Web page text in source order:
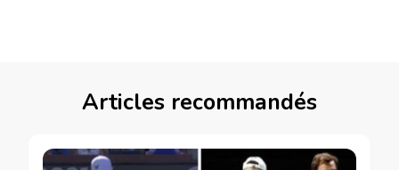
Articles recommandés